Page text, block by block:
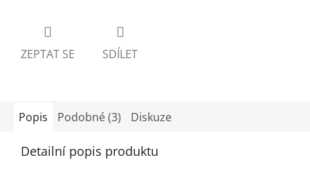
ZEPTAT SE SDÍLET
Popis Podobné (3) Diskuze
Detailní popis produktu